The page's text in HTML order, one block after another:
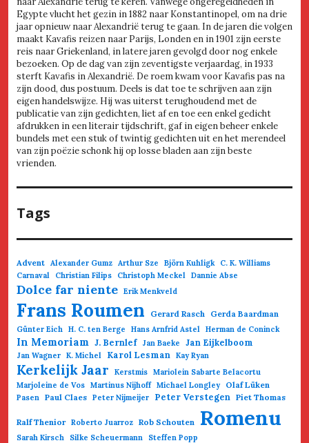
Egypte vlucht het gezin in 1882 naar Konstantinopel, om na drie
jaar opnieuw naar Alexandrië terug te gaan. In de jaren die volgen
maakt Kavafis reizen naar Parijs, Londen en in 1901 zijn eerste
reis naar Griekenland, in latere jaren gevolgd door nog enkele
bezoeken. Op de dag van zijn zeventigste verjaardag, in 1933
sterft Kavafis in Alexandrië. De roem kwam voor Kavafis pas na
zijn dood, dus postuum. Deels is dat toe te schrijven aan zijn
eigen handelswijze. Hij was uiterst terughoudend met de
publicatie van zijn gedichten, liet af en toe een enkel gedicht
afdrukken in een literair tijdschrift, gaf in eigen beheer enkele
bundels met een stuk of twintig gedichten uit en het merendeel
van zijn poëzie schonk hij op losse bladen aan zijn beste
vrienden.
Tags
Advent Alexander Gumz Arthur Sze Björn Kuhligk
C. K. Williams
Carnaval
Christian Filips Christoph Meckel Dannie Abse
Dolce far niente Erik Menkveld
Frans Roumen Gerard Rasch Gerda Baardman
Günter Eich H. C. ten Berge Hans Arnfrid Astel Herman de Coninck
In Memoriam J. Bernlef Jan Baeke Jan Eijkelboom
Jan Wagner K. Michel Karol Lesman Kay Ryan
Kerkelijk Jaar Kerstmis Mariolein Sabarte Belacortu
Marjoleine de Vos Martinus Nijhoff Michael Longley Olaf Lüken
Pasen Paul Claes Peter Nijmeijer Peter Verstegen Piet Thomas
Ralf Thenior Roberto Juarroz Rob Schouten Romenu
Sarah Kirsch Silke Scheuermann Steffen Popp